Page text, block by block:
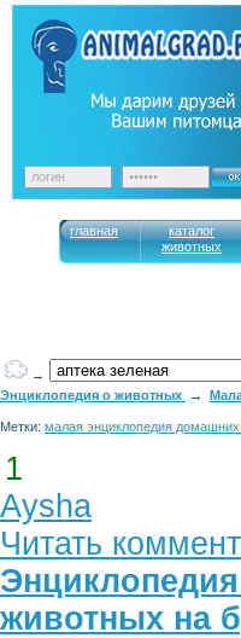
главная
каталог
животных
→
Энциклопедия о животных
→
Метки: малая энциклопедия
1
Aysha
Читать
животных на